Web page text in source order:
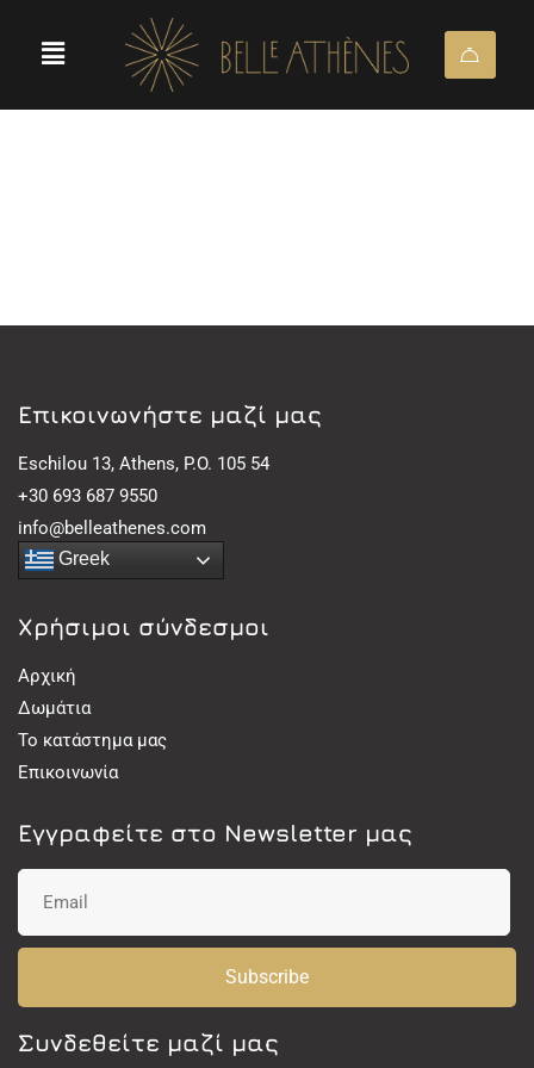
Eπικοινωνήστε μαζί μας
Eschilou 13, Athens, P.O. 105 54
+30 693 687 9550
info@belleathenes.com
Greek
Χρήσιμοι σύνδεσμοι
Αρχική
Δωμάτια
Το κατάστημα μας
Επικοινωνία
Εγγραφείτε στο Newsletter μας
Subscribe
Συνδεθείτε μαζί μας